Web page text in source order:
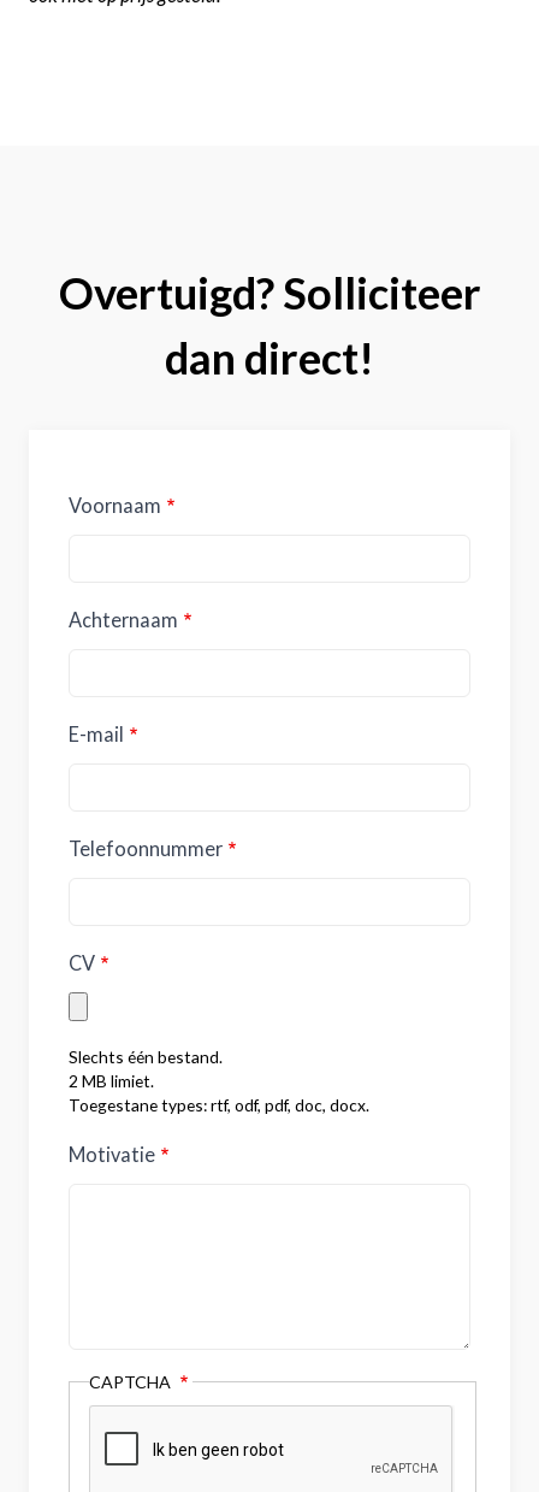
Overtuigd? Solliciteer
dan direct!
Voornaam
Achternaam
E-mail
Telefoonnummer
CV
Slechts één bestand.
2 MB limiet.
Toegestane types: rtf, odf, pdf, doc, docx.
Motivatie
CAPTCHA